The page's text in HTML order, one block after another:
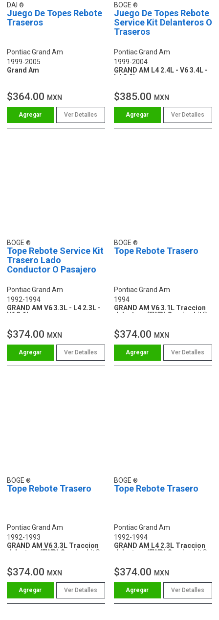
DAI
Juego De Topes Rebote
Traseros
Pontiac Grand Am
1999-2005
Grand Am
$364.00 MXN
Ver Detalles
BOGE
Juego De Topes Rebote
Service Kit Delanteros O
Traseros
Pontiac Grand Am
1999-2004
GRAND AM L4 2.4L - V6 3.4L -
L4 2.2L
$385.00 MXN
Ver Detalles
BOGE
Tope Rebote Service Kit
Trasero Lado
Conductor O Pasajero
Pontiac Grand Am
1992-1994
GRAND AM V6 3.3L - L4 2.3L -
V6 3.1L
$374.00 MXN
Ver Detalles
BOGE
Tope Rebote Trasero
Pontiac Grand Am
1994
GRAND AM V6 3.1L Traccion
delantera (FWD) Service kit®
$374.00 MXN
Ver Detalles
BOGE
Tope Rebote Trasero
Pontiac Grand Am
1992-1993
GRAND AM V6 3.3L Traccion
delantera (FWD) Service kit®
$374.00 MXN
Ver Detalles
BOGE
Tope Rebote Trasero
Pontiac Grand Am
1992-1994
GRAND AM L4 2.3L Traccion
delantera (FWD) Service kit®
$374.00 MXN
Ver Detalles